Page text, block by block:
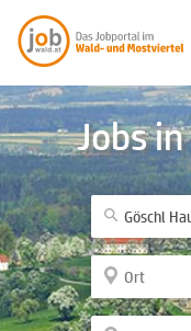
Jobs